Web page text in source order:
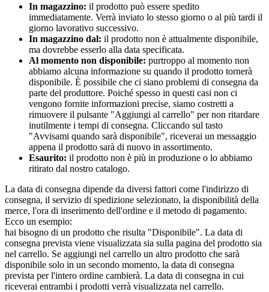
In magazzino: il prodotto può essere spedito
immediatamente. Verrà inviato lo stesso giorno o al più tardi il
giorno lavorativo successivo.
In magazzino dal: il prodotto non è attualmente disponibile,
ma dovrebbe esserlo alla data specificata.
Al momento non disponibile: purtroppo al momento non
abbiamo alcuna informazione su quando il prodotto tornerà
disponibile. È possibile che ci siano problemi di consegna da
parte del produttore. Poiché spesso in questi casi non ci
vengono fornite informazioni precise, siamo costretti a
rimuovere il pulsante "Aggiungi al carrello" per non ritardare
inutilmente i tempi di consegna. Cliccando sul tasto
"Avvisami quando sarà disponibile", riceverai un messaggio
appena il prodotto sarà di nuovo in assortimento.
Esaurito: il prodotto non è più in produzione o lo abbiamo
ritirato dal nostro catalogo.
La data di consegna dipende da diversi fattori come l'indirizzo di
consegna, il servizio di spedizione selezionato, la disponibilità della
merce, l'ora di inserimento dell'ordine e il metodo di pagamento.
Ecco un esempio:
hai bisogno di un prodotto che risulta "Disponibile". La data di
consegna prevista viene visualizzata sia sulla pagina del prodotto sia
nel carrello. Se aggiungi nel carrello un altro prodotto che sarà
disponibile solo in un secondo momento, la data di consegna
prevista per l'intero ordine cambierà. La data di consegna in cui
riceverai entrambi i prodotti verrà visualizzata nel carrello.